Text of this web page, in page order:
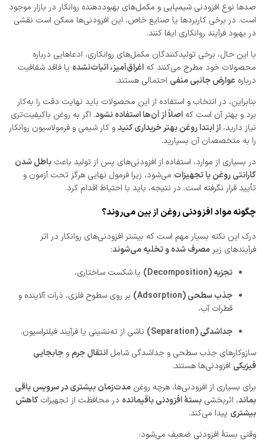
صدها نوع افزودنی شیمیایی و مکمل‌های بهبوددهنده روانکار در بازار موجود
است. در برخی کاربردها یا صنایع خاص، این افزودنی‌ها ممکن است نقشی
در بهبود فرآیند روانکاری ایفا کنند.
با این حال، برخی تولیدکنندگان مکمل‌های روانکاری، ادعاهایی درباره
محصولات خود مطرح می‌کنند که اغراق‌آمیز، اثبات‌نشده یا فاقد شفافیت
درباره عوارض جانبی منفی احتمالی هستند.
بنابراین، در انتخاب و استفاده از این محصولات باید نهایت دقت را به‌کار
برد و بهتر آن است که اصلاً از آن‌ها استفاده نشود. اگر به روغن باکیفیت‌تری
نیاز دارید، از ابتدا روغن بهتر خریداری کنیدو کار شیمی و فرمولاسیون روانکار
را به متخصصان آن بسپارید.
در بسیاری از موارد، استفاده از افزودنی‌های پس از تولید باعث باطل شدن
گارانتی روغن یا تجهیزات می‌شود، زیرا فرمول نهایی هرگز تحت آزمون و
تأیید قرار نگرفته است. در نتیجه، باید با احتیاط اقدام کرد.
چگونه مواد افزودنی روغن از بین می‌روند؟
درک این نکته بسیار مهم است که بیشتر افزودنی‌های روانکار در اثر
فرآیندهای زیر مصرف شده و تخلیه می‌شوند:
تجزیه (Decomposition)
یا شکست ساختاری،
جذب سطحی (Adsorption)
بر روی سطوح فلزی، ذرات آلاینده و
قطرات آب،
جداشدگی (Separation)
ناشی از ته‌نشینی یا فرآیند فیلتراسیون.
سازوکارهای جذب سطحی و جداشدگی شامل انتقال جرم و جابجایی
فیزیکی افزودنی‌ها هستند.
برای بسیاری از افزودنی‌ها، هرچه روغن مدت‌زمان بیشتری در سرویس باقی
بماند، اثربخشی بستهٔ افزودنی باقیمانده در محافظت از تجهیزاتکاهش
بیشتری پیدا می‌کند.
وقتی بستهٔ افزودنی ضعیف می‌شود: